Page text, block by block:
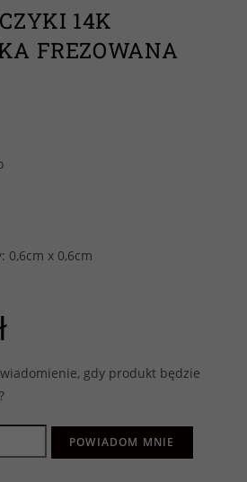
14K
FREZOWANA
0,6cm x 0,6cm
gdy produkt będzie
POWIADOM MNIE